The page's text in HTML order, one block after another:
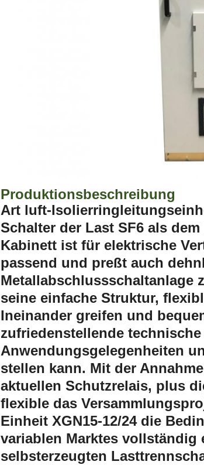
Produktionsbeschreibung
Art luft-
Schalter der Last SF6 als
Kabinett ist für elektrische
passend und preßt auch
Metallabschlussschaltanlage
seine einfache Struktur,
Ineinander greifen und
zufriedenstellende
Anwendungsgelegenheiten
stellen kann. Mit der
aktuellen Schutzrelais, plus
flexible das
Einheit XGN15-12/24 die
variablen Marktes vollständig
selbsterzeugten